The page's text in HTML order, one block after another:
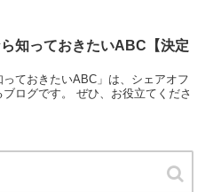
知っておきたいABC【決定
っておきたいABC」は、シェアオフ
ログです。 ぜひ、お役立てくださ
ェアオフィスを選ぶ【決定